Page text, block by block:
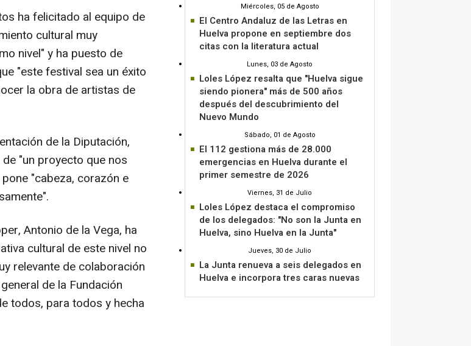
ha felicitado al equipo de
cultural muy
nivel" y ha puesto de
"este festival sea un éxito
la obra de artistas de
de la Diputación,
"un proyecto que nos
"cabeza, corazón e
Antonio de la Vega, ha
cultural de este nivel no
relevante de colaboración
de la Fundación
todos, para todos y hecha
Miércoles, 05 de Agosto
El Centro Andaluz de las Letras en
Huelva propone en septiembre dos
citas con la literatura actual
Lunes, 03 de Agosto
Loles López resalta que "Huelva sigue
siendo pionera" más de 500 años
después del descubrimiento del
Nuevo Mundo
Sábado, 01 de Agosto
El 112 gestiona más de 28.000
emergencias en Huelva durante el
primer semestre de 2026
Viernes, 31 de Julio
Loles López destaca el compromiso
de los delegados: "No son la Junta en
Huelva, sino Huelva en la Junta"
Jueves, 30 de Julio
La Junta renueva a seis delegados en
Huelva e incorpora tres caras nuevas